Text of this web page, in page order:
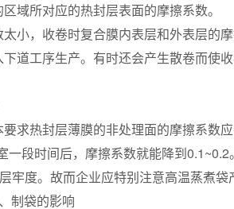
域所对应的热封层表面的摩擦系数。
小，收卷时复合膜内表层和外表层的
道工序生产。有时还会产生散卷而使
求热封层薄膜的非处理面的摩擦系数
一段时间后，摩擦系数就能降到
牢度。故而企业应特别注意高温蒸煮
制袋的影响